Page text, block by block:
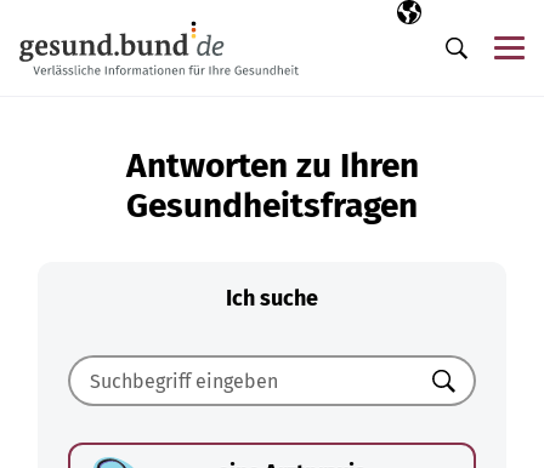
Ausgewählte
DE
Suche
Antworten zu Ihren
Gesundheitsfragen
Ich suche
Suchen